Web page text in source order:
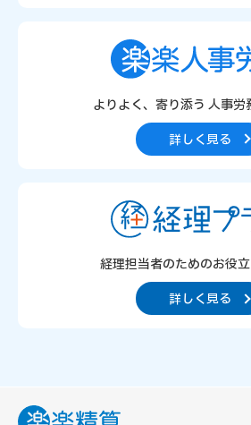
よりよく、寄り添う 人事労
詳しく見る
経理担当者のためのお役
詳しく見る